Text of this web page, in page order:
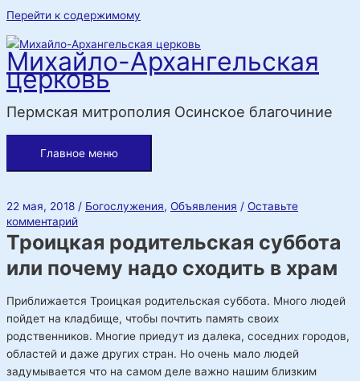
Перейти к содержимому
Михайло-Архангельская
церковь
Пермская митрополия Осинское благочиние
Главное меню
22 мая, 2018 / Богослужения, Объявления / Оставьте
комментарий
Троицкая родительская суббота
или почему надо сходить в храм
Приближается Троицкая родительская суббота. Много людей
пойдет на кладбище, чтобы почтить память своих
родственников. Многие приедут из далека, соседних городов,
областей и даже других стран. Но очень мало людей
задумывается что на самом деле важно нашим близким